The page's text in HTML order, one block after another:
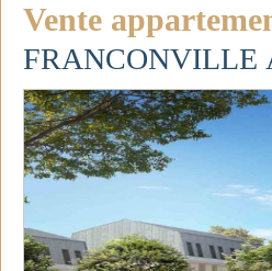
Vente
FRANCONVILLE